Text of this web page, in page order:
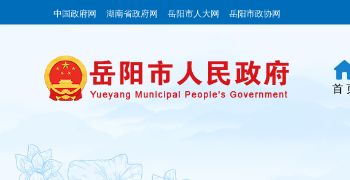
中国政府网 湖南省政府网 岳阳市人大网 岳阳市政协网
首